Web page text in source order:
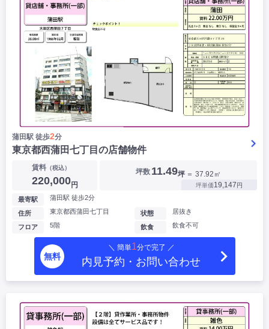
蒲田駅 徒歩2分
東京都西蒲田七丁目の店舗物件
賃料（税込）
220,000円
坪数 11.49坪 ＝ 37.92㎡
坪単価19,147円
最寄駅 蒲田駅 徒歩2分
住所 東京都西蒲田七丁目
フロア 5階
状態 居抜き
飲食 飲食不可
無料
＼ 簡単1分で完了 ／
内見予約・お問い合わせ